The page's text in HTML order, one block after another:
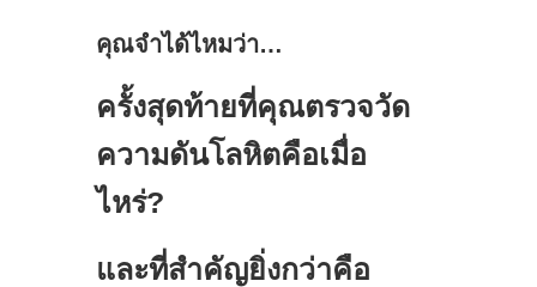
คุณจำได้ไหมว่า…
ครั้งสุดท้ายที่คุณตรวจวัด
ความดันโลหิตคือเมื่อ
ไหร่?
และที่สำคัญยิ่งกว่าคือ